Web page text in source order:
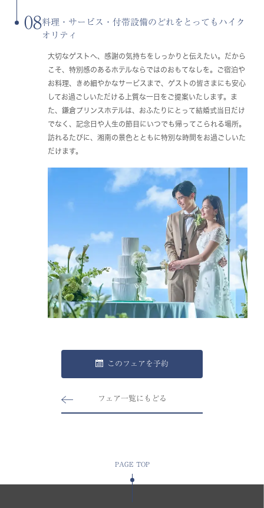
08料理・サービス・付帯設備のどれをとってもハイク
オリティ
大切なゲストへ、感謝の気持ちをしっかりと伝えたい。だから
こそ、特別感のあるホテルならではのおもてなしを。ご宿泊や
お料理、きめ細やかなサービスまで、ゲストの皆さまにも安心
してお過ごしいただける上質な一日をご提案いたします。ま
た、鎌倉プリンスホテルは、おふたりにとって結婚式当日だけ
でなく、記念日や人生の節目にいつでも帰ってこられる場所。
訪れるたびに、湘南の景色とともに特別な時間をお過ごしいた
だけます。
このフェアを予約
フェア一覧にもどる
PAGE TOP